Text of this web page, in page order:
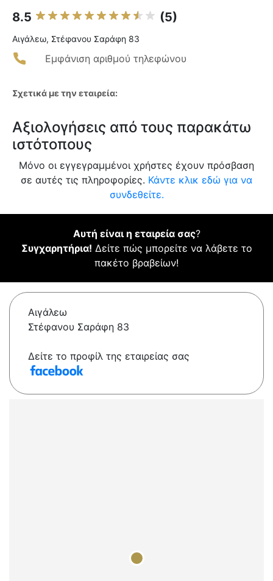
8.5 (5)
Αιγάλεω, Στέφανου Σαράφη 83
Εμφάνιση αριθμού τηλεφώνου
Σχετικά με την εταιρεία:
Αξιολογήσεις από τους παρακάτω
ιστότοπους
Μόνο οι εγγεγραμμένοι χρήστες έχουν πρόσβαση
σε αυτές τις πληροφορίες. Κάντε κλικ εδώ για να
συνδεθείτε.
Αυτή είναι η εταιρεία σας?
Συγχαρητήρια! Δείτε πώς μπορείτε να λάβετε το
πακέτο βραβείων!
Αιγάλεω
Στέφανου Σαράφη 83
Δείτε το προφίλ της εταιρείας σας